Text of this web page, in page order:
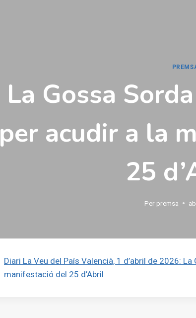
La Gossa
per acudir a la
25
Per premsa
Diari La Veu del País Valencià, 1 d’abril de 2026:
manifestació del 25 d’Abril